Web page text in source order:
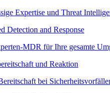
Expertise und Threat
Detection and Response
MDR für Ihre gesamte
und Reaktion
bei